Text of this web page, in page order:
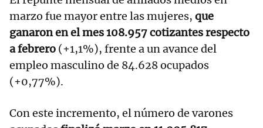
marzo fue mayor entre las mujeres, que
ganaron en el mes 108.957 cotizantes respecto
a febrero (+1,1%), frente a un avance del
empleo masculino de 84.628 ocupados
(+0,77%).
Con este incremento, el número de varones